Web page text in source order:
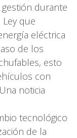
durante
que
eléctrica
de los
esto
con
noticia
tecnológico
de la